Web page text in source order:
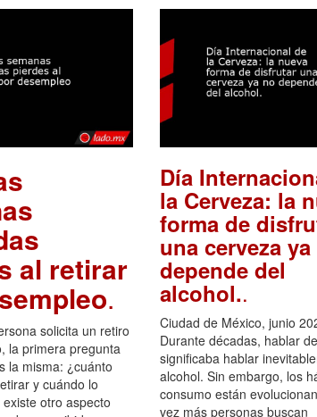
al retirar
.
solicita un retiro
la primera pregunta
la misma: ¿cuánto
y cuándo lo
otro aspecto
Día
la Cerveza: la
forma de
una cerveza
depende del
alcohol..
Ciudad de México, junio
Durante décadas, hablar
significaba hablar
alcohol. Sin embargo, los
consumo están
vez más personas buscan